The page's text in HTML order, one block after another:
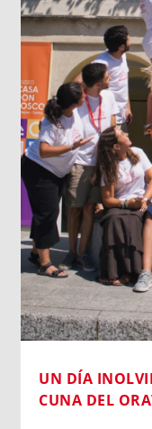
LOS
Cada vez
artificial
un avatar
cediendo
escaneo
inofensivo;
identidad...
Leer más